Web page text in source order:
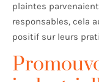
plaintes
responsables, cela
positif sur leurs